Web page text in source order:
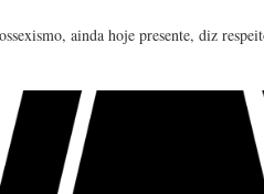
ainda hoje presente, diz